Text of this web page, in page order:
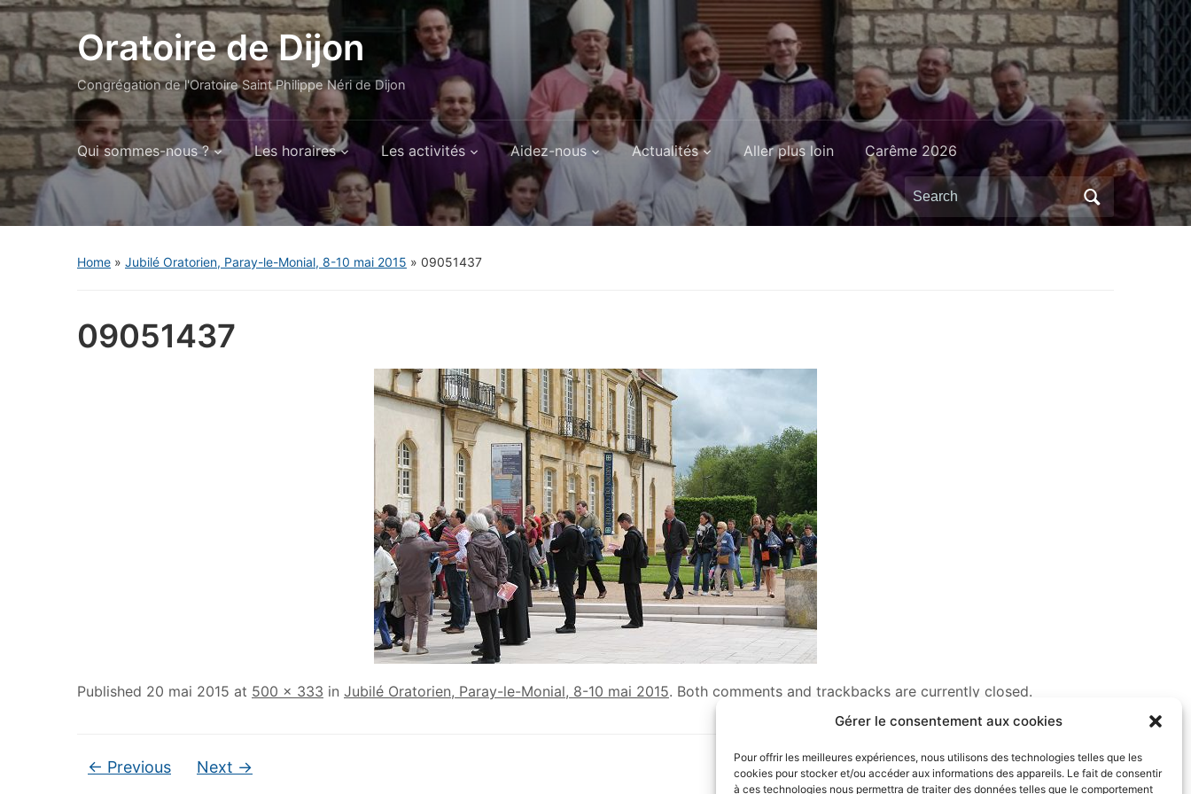
Gérer le consentement aux cookies
Pour offrir les meilleures expériences, nous utilisons des technologies telles que les
cookies pour stocker et/ou accéder aux informations des appareils. Le fait de consentir
à ces technologies nous permettra de traiter des données telles que le comportement
Oratoire de Dijon
Congrégation de l'Oratoire Saint Philippe Néri de Dijon
Qui sommes-nous ? Les horaires Les activités Aidez-nous Actualités Aller plus loin Carême 2026
Search
for:
Home » Jubilé Oratorien, Paray-le-Monial, 8-10 mai 2015 » 09051437
09051437
Published 20 mai 2015 at 500 × 333 in Jubilé Oratorien, Paray-le-Monial, 8-10 mai 2015. Both comments and trackbacks are currently closed.
← Previous Next →